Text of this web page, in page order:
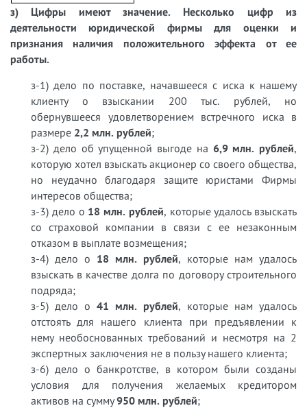
з) Цифры имеют значение. Несколько цифр из
деятельности юридической фирмы для оценки и
признания наличия положительного эффекта от ее
работы.
з-1) дело по поставке, начавшееся с иска к нашему
клиенту о взыскании 200 тыс. рублей, но
обернувшееся удовлетворением встречного иска в
размере 2,2 млн. рублей;
з-2) дело об упущенной выгоде на 6,9 млн. рублей,
которую хотел взыскать акционер со своего общества,
но неудачно благодаря защите юристами Фирмы
интересов общества;
з-3) дело о 18 млн. рублей, которые удалось взыскать
со страховой компании в связи с ее незаконным
отказом в выплате возмещения;
з-4) дело о 18 млн. рублей, которые нам удалось
взыскать в качестве долга по договору строительного
подряда;
з-5) дело о 41 млн. рублей, которые нам удалось
отстоять для нашего клиента при предъявлении к
нему необоснованных требований и несмотря на 2
экспертных заключения не в пользу нашего клиента;
з-6) дело о банкротстве, в котором были созданы
условия для получения желаемых кредитором
активов на сумму950 млн. рублей;